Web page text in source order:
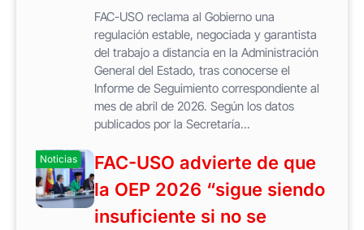
FAC-USO reclama al Gobierno una
regulación estable, negociada y garantista
del trabajo a distancia en la Administración
General del Estado, tras conocerse el
Informe de Seguimiento correspondiente al
mes de abril de 2026. Según los datos
publicados por la Secretaría...
Noticias
FAC-USO advierte de que
la OEP 2026 “sigue siendo
insuficiente si no se